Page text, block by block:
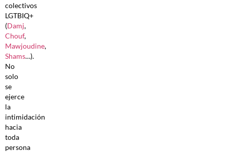
colectivos
LGTBIQ+
(Damj,
Chouf,
Mawjoudine,
Shams…).
No
solo
se
ejerce
la
intimidación
hacia
toda
persona